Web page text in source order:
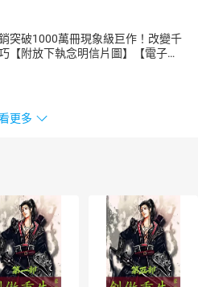
突破1000萬冊現象級巨作！改變千
【附放下執念明信片圖】【電子
更多